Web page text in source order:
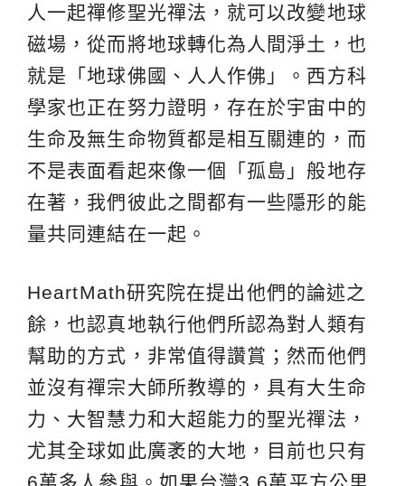
人一起禪修聖光禪法，就可以改變地球
磁場，從而將地球轉化為人間淨土，也
就是「地球佛國、人人作佛」。西方科
學家也正在努力證明，存在於宇宙中的
生命及無生命物質都是相互關連的，而
不是表面看起來像一個「孤島」般地存
在著，我們彼此之間都有一些隱形的能
量共同連結在一起。
HeartMath研究院在提出他們的論述之
餘，也認真地執行他們所認為對人類有
幫助的方式，非常值得讚賞；然而他們
並沒有禪宗大師所教導的，具有大生命
力、大智慧力和大超能力的聖光禪法，
尤其全球如此廣袤的大地，目前也只有
6萬多人參與。如果台灣3.6萬平方公里